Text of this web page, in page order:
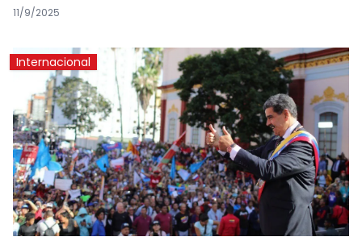
11/9/2025
Internacional